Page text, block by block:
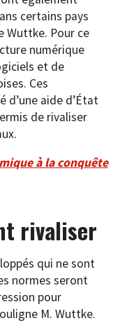
certains pays
Wuttke. Pour ce
numérique
et de
Ces
d’une aide d’État
de rivaliser
à la conquête
rivaliser
qui ne sont
normes seront
pour
M. Wuttke.